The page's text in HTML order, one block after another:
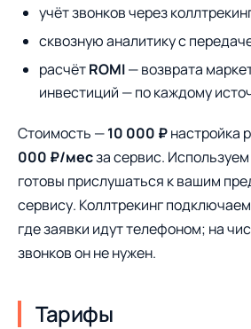
учёт звонков через
сквозную аналитику с
расчётROMI— возврата
инвестиций — по каждому
Стоимость —10 000 ₽настройка
000 ₽/месза сервис.
готовы прислушаться к вашим
сервису. Коллтрекинг
где заявки идут телефоном; на
звонков он не нужен.
Тарифы